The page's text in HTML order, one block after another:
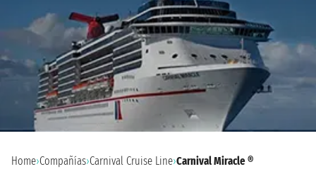
Home›Compañías›Carnival Cruise Line›Carnival Miracle ®